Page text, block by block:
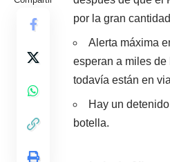
por la gran
Alerta máxima
esperan a miles
todavía están en
Hay un
botella.